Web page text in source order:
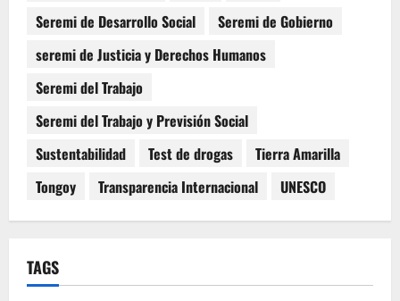
Seremi de Desarrollo Social
Seremi de Gobierno
seremi de Justicia y Derechos Humanos
Seremi del Trabajo
Seremi del Trabajo y Previsión Social
Sustentabilidad
Test de drogas
Tierra Amarilla
Tongoy
Transparencia Internacional UNESCO
TAGS